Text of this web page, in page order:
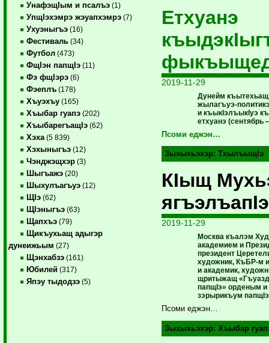
УнафэщIым и псалъэ (1)
УпщIэхэмрэ жэуапхэмрэ (7)
Ухуэныгъэ (16)
Фестиваль (34)
Футбол (473)
ФщIэн папщIэ (11)
Фэ фщIэрэ (6)
Фэеплъ (178)
Хъуэхъу (165)
Хъыбар гуапэ (202)
ХъыбарегъащIэ (62)
Хэха (5 839)
Хэхыныгъэ (12)
Чэнджэщхэр (3)
Шыгъажэ (20)
Шыхулъагъуэ (12)
ЩIэ (62)
ЩIэныгъэ (63)
Щапхъэ (79)
Щикъухьащ адыгэр
дунеижьым (27)
Щэнхабзэ (161)
Юбилей (317)
Япэу тыдодзэ (5)
Етхуанэ
2019-11-29
Дунейм къытехьащ
жылагъуэ-
и къыкIэлъыкIуэ
етхуанэ (сентябрь
Псоми еджэн…
Зыхыхьэхэр: ТхылъыщIэ
КIыщ
ягъэлъапIэ
2019-11-29
Москва къалэм
академием и
президент
художник, КъБР-м
и академик,
щритыжащ
папщIэ» орденым
зэрырикъум
Псоми еджэн…
Зыхыхьэхэр: Хъыбар